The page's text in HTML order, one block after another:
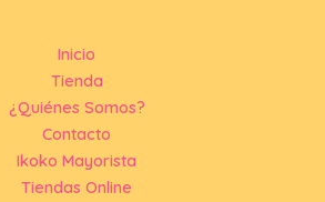
Inicio
Tienda
¿Quiénes Somos?
Contacto
Ikoko Mayorista
Tiendas Online